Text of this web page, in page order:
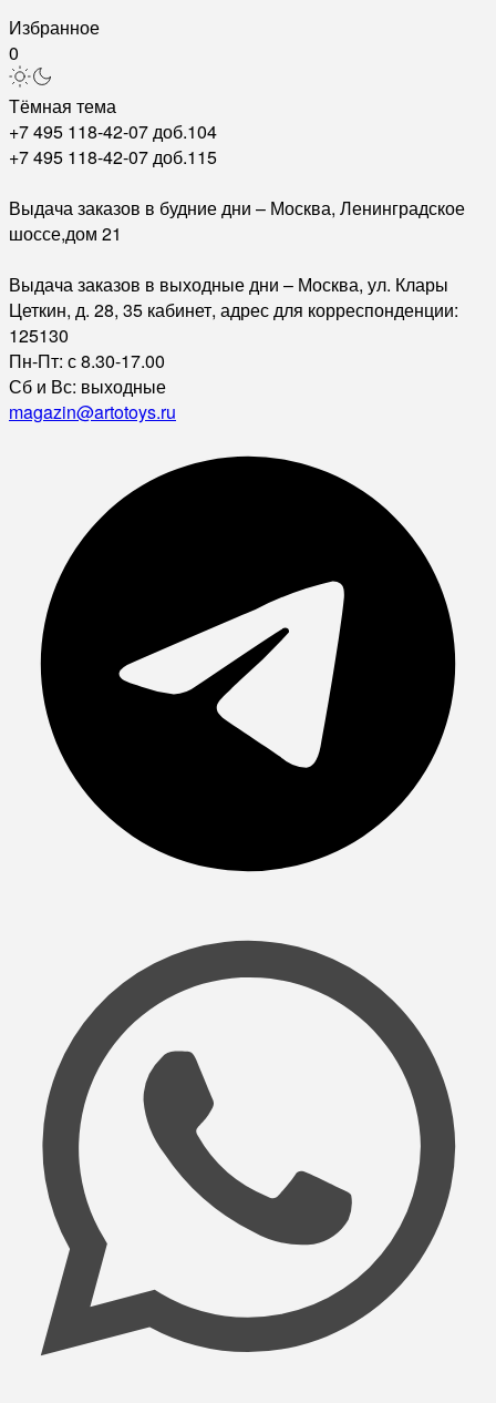
Избранное
0
Тёмная тема
+7 495 118-42-07 доб.104
+7 495 118-42-07 доб.115
Выдача заказов в будние дни – Москва, Ленинградское
шоссе,дом 21
Выдача заказов в выходные дни – Москва, ул. Клары
Цеткин, д. 28, 35 кабинет, адрес для корреспонденции:
125130
Пн-Пт: с 8.30-17.00
Сб и Вс: выходные
magazin@artotoys.ru